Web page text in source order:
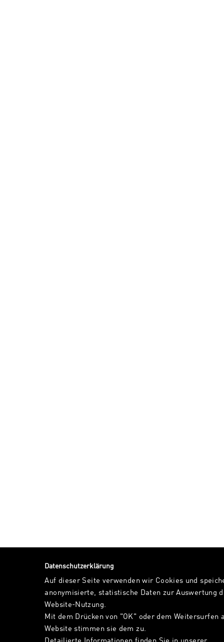
Datenschutzerklärung
Auf dieser Seite verwenden wir Cookies und
anonymisierte, statistische Daten zur Auswertung
Website-Nutzung.
Mit dem Drücken von "OK" oder dem Weitersurfen
Website stimmen sie dem zu.